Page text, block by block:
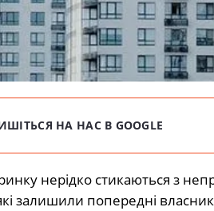
НА НАС В GOOGLE
нерідко стикаються з
залишили попередні